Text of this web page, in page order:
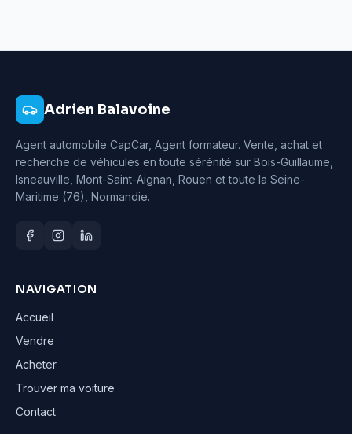
Adrien Balavoine
Agent automobile CapCar, Agent formateur. Vente, achat et
recherche de véhicules en toute sérénité sur Bois-Guillaume,
Isneauville, Mont-Saint-Aignan, Rouen et toute la Seine-
Maritime (76), Normandie.
NAVIGATION
Accueil
Vendre
Acheter
Trouver ma voiture
Contact